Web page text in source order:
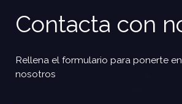
Contacta con
Rellena el formulario para ponerte
nosotros